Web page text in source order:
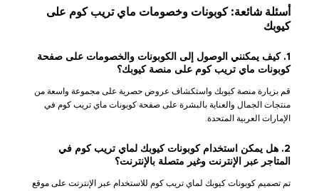
أسئلة شائعة: كوبونات وخصومات ماي تريب كوم على
كيوبك
1. كيف يمكنني الوصول إلى الكوبونات والخصومات على صفحة
كوبونات ماي تريب كوم على منصة كيوبك؟
قم بزيارة منصة كيوبك واستكشاف عروض حصرية على مجموعة واسعة من
منتجات الجمال والعناية بالبشرة على صفحة كوبونات ماي تريب كوم في
الإمارات العربية المتحدة.
2. هل يمكن استخدام كوبونات كيوبك لماي تريب كوم في
المتاجر عبر الإنترنت وغير متصلة بالإنترنت؟
تم تصميم كوبونات كيوبك لماي تريب كوم للاستخدام عبر الإنترنت على موقع